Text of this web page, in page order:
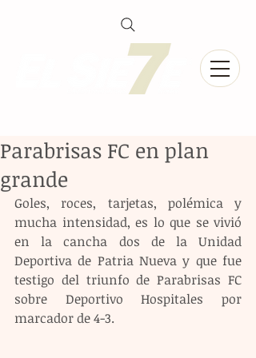
Parabrisas FC en plan
grande
Goles, roces, tarjetas, polémica y
mucha intensidad, es lo que se vivió
en la cancha dos de la Unidad
Deportiva de Patria Nueva y que fue
testigo del triunfo de Parabrisas FC
sobre Deportivo Hospitales por
marcador de 4-3.